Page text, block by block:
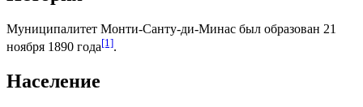
Муниципалитет Монти-Санту-ди-Минас был образован 21
ноября 1890 года[1].
Население